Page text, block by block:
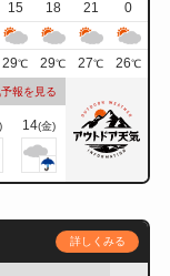
15 18 21
0
29℃ 29℃ 27℃ 26℃
報を見る
14(金)
詳しくみる